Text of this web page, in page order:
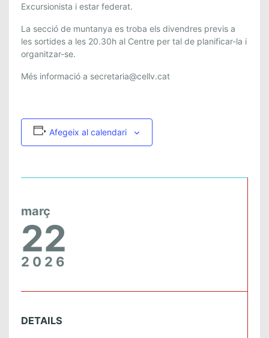
Excursionista i estar federat.
La secció de muntanya es troba els divendres previs a
les sortides a les 20.30h al Centre per tal de planificar-la i
organitzar-se.
Més informació a secretaria@cellv.cat
Afegeix al calendari
març
22
2026
DETAILS